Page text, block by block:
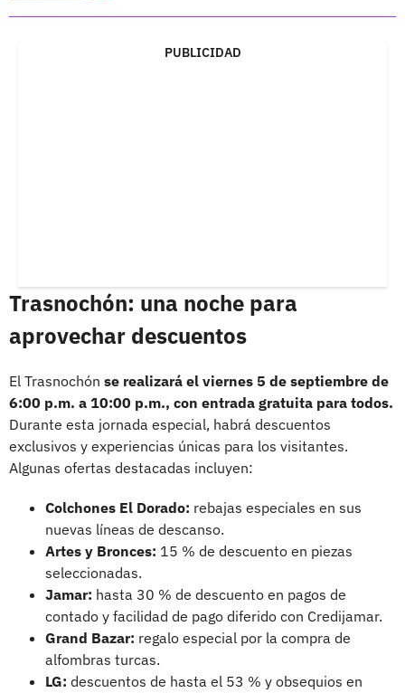
PUBLICIDAD
Trasnochón: una noche para
aprovechar descuentos
El Trasnochón se realizará el viernes 5 de septiembre de
6:00 p.m. a 10:00 p.m., con entrada gratuita para todos.
Durante esta jornada especial, habrá descuentos
exclusivos y experiencias únicas para los visitantes.
Algunas ofertas destacadas incluyen:
Colchones El Dorado: rebajas especiales en sus
nuevas líneas de descanso.
Artes y Bronces: 15 % de descuento en piezas
seleccionadas.
Jamar: hasta 30 % de descuento en pagos de
contado y facilidad de pago diferido con Credijamar.
Grand Bazar: regalo especial por la compra de
alfombras turcas.
LG: descuentos de hasta el 53 % y obsequios en